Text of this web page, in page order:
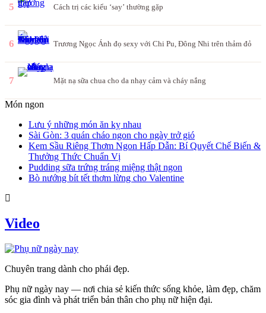
5 Cách trị các kiểu ‘say’ thường gặp
6 Trương Ngọc Ánh đọ sexy với Chi Pu, Đông Nhi trên thảm đỏ
7 Mặt nạ sữa chua cho da nhạy cảm và cháy nắng
Món ngon
Lưu ý những món ăn kỵ nhau
Sài Gòn: 3 quán cháo ngon cho ngày trở gió
Kem Sầu Riêng Thơm Ngon Hấp Dẫn: Bí Quyết Chế Biến &
Thưởng Thức Chuẩn Vị
Pudding sữa trứng tráng miệng thật ngon
Bò nướng bít tết thơm lừng cho Valentine
Video
Chuyên trang dành cho phái đẹp.
Phụ nữ ngày nay — nơi chia sẻ kiến thức sống khỏe, làm đẹp, chăm
sóc gia đình và phát triển bản thân cho phụ nữ hiện đại.